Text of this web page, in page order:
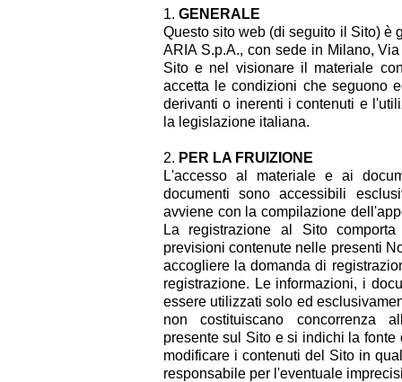
GENERALE
Questo sito web (di seguito il Sito) è
ARIA S.p.A., con sede in Milano,
Sito e nel visionare il materiale
accetta le condizioni che seguono
derivanti o inerenti i contenuti e
la legislazione italiana.
PER LA FRUIZIONE
L'accesso al materiale e ai
documenti sono accessibili
avviene con la compilazione
La registrazione al Sito
previsioni contenute nelle presenti
accogliere la domanda di
registrazione. Le informazioni, i
essere utilizzati solo ed
non costituiscano concorrenza
presente sul Sito e si indichi la
modificare i contenuti del Sito in
responsabile per l'eventuale